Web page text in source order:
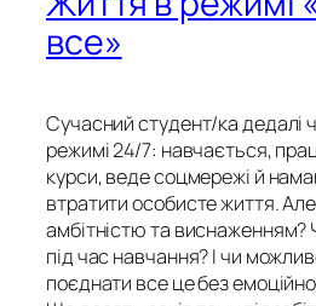
все»
Сучасний студент/ка дедалі
режимі 24/7: навчається,
курси, веде соцмережі й
втратити особисте життя.
амбітністю та
під час навчання? І чи
поєднати все це без